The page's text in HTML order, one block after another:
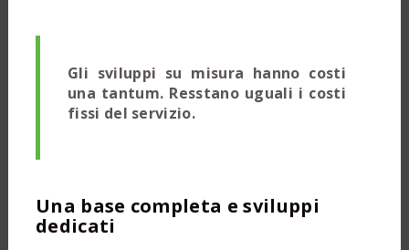
Gli sviluppi su misura hanno costi
una tantum. Resstano uguali i costi
fissi del servizio.
Una base completa e sviluppi
dedicati